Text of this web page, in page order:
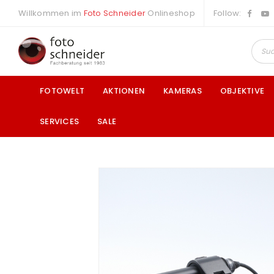
Willkommen im Foto Schneider Onlineshop Follow:
FOTOWELT AKTIONEN KAMERAS OBJEKTIVE
SERVICES SALE